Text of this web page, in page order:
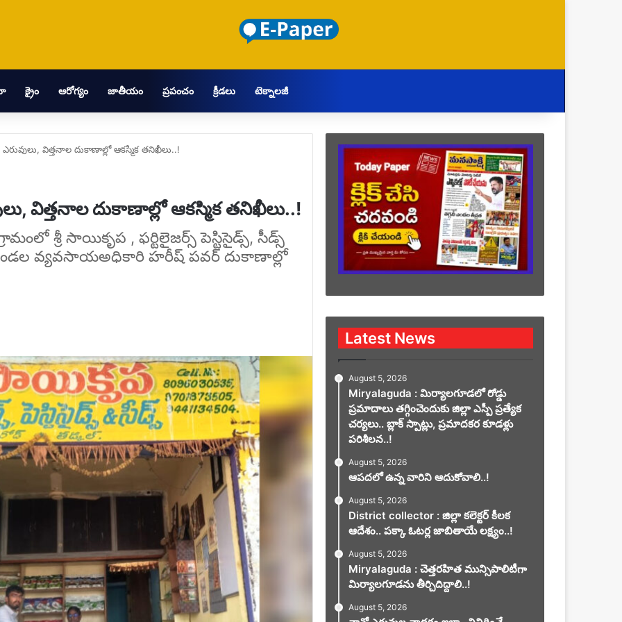
క్రైం ఆరోగ్యం జాతీయం ప్రపంచం క్రీడలు టెక్నాలజీ
విత్తనాల దుకాణాల్లో ఆకస్మిక తనిఖీలు..!
విత్తనాల దుకాణాల్లో ఆకస్మిక తనిఖీలు..!
శ్రీ సాయికృప , ఫర్టిలైజర్స్ పెస్టిసైడ్స్, సీడ్స్
వ్యవసాయఅధికారి హరీష్ పవర్ దుకాణాల్లో
Latest News
August 5, 2026
Miryalaguda : మిర్యాలగూడలో రోడ్డు
ప్రమాదాలు తగ్గించెందుకు జిల్లా ఎస్పీ ప్రత్యేక
చర్యలు.. బ్లాక్ స్పాట్లు, ప్రమాదకర కూడళ్లు
పరిశీలన..!
August 5, 2026
ఆపదలో ఉన్న వారిని ఆదుకోవాలి..!
August 5, 2026
District collector : జిల్లా కలెక్టర్ కీలక
ఆదేశం.. పక్కా ఓటర్ల జాబితాయే లక్ష్యం..!
August 5, 2026
Miryalaguda : చెత్తరహిత మున్సిపాలిటీగా
మిర్యాలగూడను తీర్చిదిద్దాలి..!
August 5, 2026